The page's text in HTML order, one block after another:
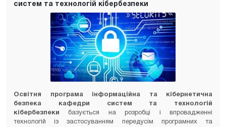
систем та технологій кібербезпеки
Освітня програма інформаційна та кібернетична
безпека кафедри систем та технологій
кібербезпекибазується на розробці і впровадженні
технологій із застосуванням передусім програмних та